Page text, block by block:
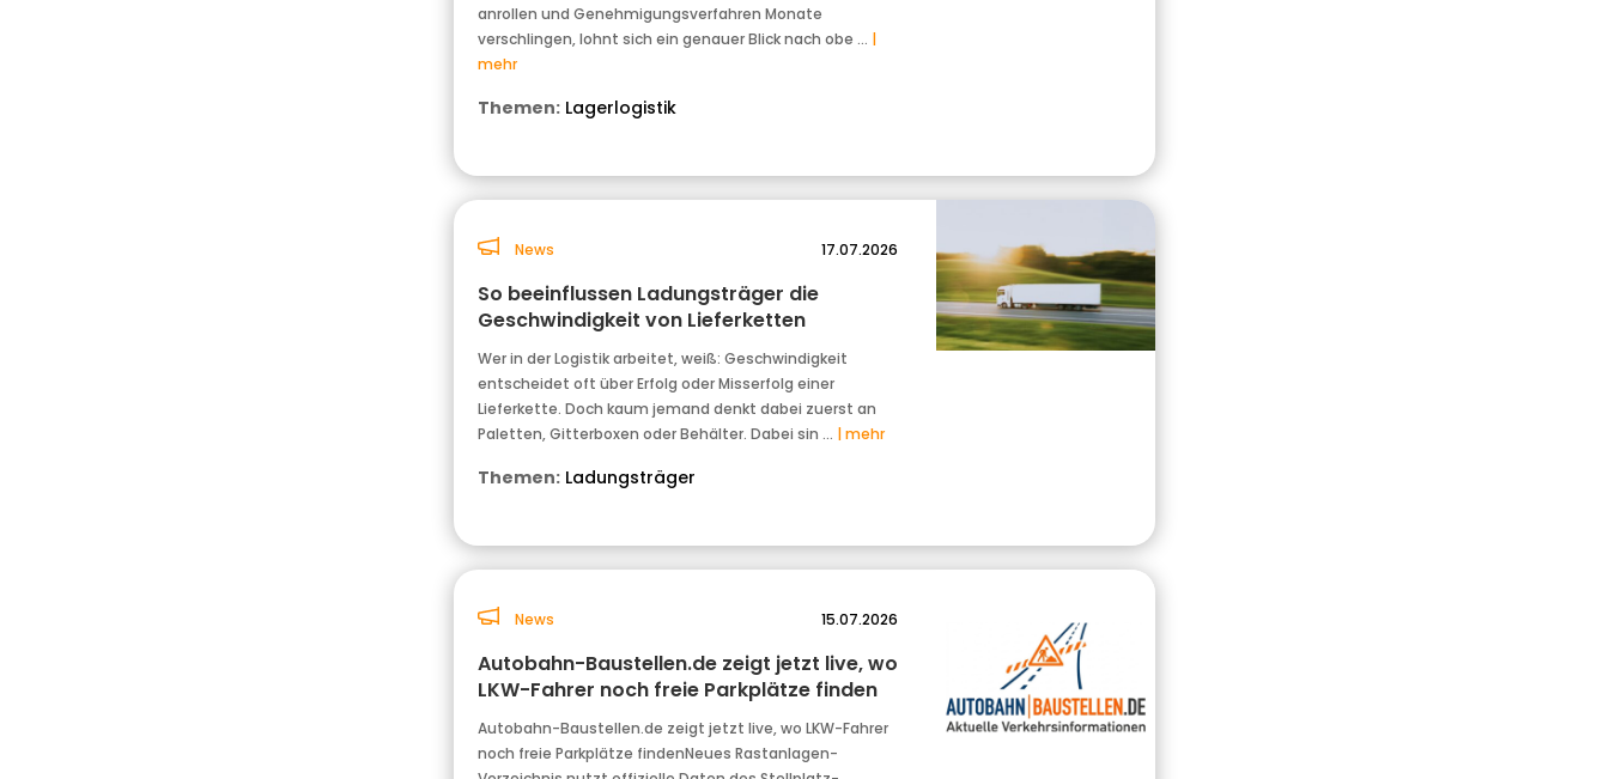
anrollen und Genehmigungsverfahren Monate
verschlingen, lohnt sich ein genauer Blick nach obe … |
mehr
Themen: Lagerlogistik
News 17.07.2026
So beeinflussen Ladungsträger die
Geschwindigkeit von Lieferketten
Wer in der Logistik arbeitet, weiß: Geschwindigkeit
entscheidet oft über Erfolg oder Misserfolg einer
Lieferkette. Doch kaum jemand denkt dabei zuerst an
Paletten, Gitterboxen oder Behälter. Dabei sin … | mehr
Themen: Ladungsträger
News 15.07.2026
Autobahn-Baustellen.de zeigt jetzt live, wo
LKW-Fahrer noch freie Parkplätze finden
Autobahn-Baustellen.de zeigt jetzt live, wo LKW-Fahrer
noch freie Parkplätze findenNeues Rastanlagen-